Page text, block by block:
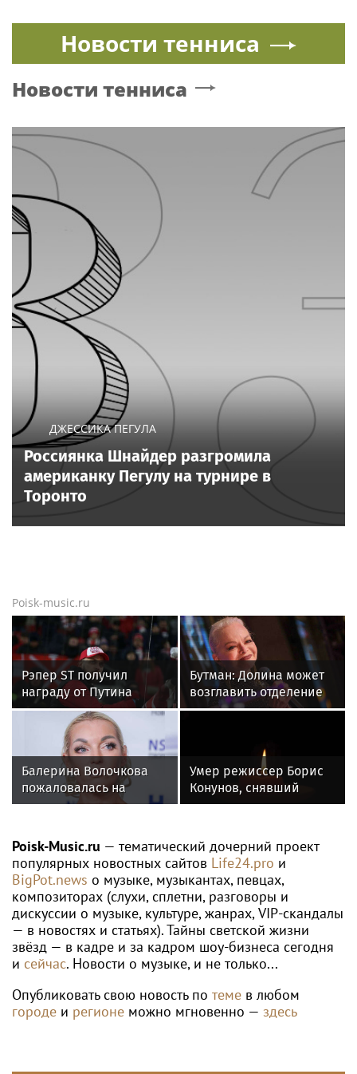
Новости тенниса
Новости тенниса
ДЖЕССИКА ПЕГУЛА
Россиянка Шнайдер разгромила
американку Пегулу на турнире в
Торонто
Poisk-music.ru
Рэпер ST получил
награду от Путина
Бутман: Долина может
возглавить отделение
вокала в первом в РФ
Балерина Волочкова
пожаловалась на
отсутствие
затопленную квартиру
Умер режиссер Борис
Конунов, снявший
фильм «Вам
Poisk-Music.ru — тематический дочерний проект
популярных новостных сайтов Life24.pro и
BigPot.news о музыке, музыкантах, певцах,
композиторах (слухи, сплетни, разговоры и
дискуссии о музыке, культуре, жанрах, VIP-скандалы
— в новостях и статьях). Тайны светской жизни
звёзд — в кадре и за кадром шоу-бизнеса сегодня
и сейчас. Новости о музыке, и не только...
Опубликовать свою новость по теме в любом
городе и регионе можно мгновенно — здесь